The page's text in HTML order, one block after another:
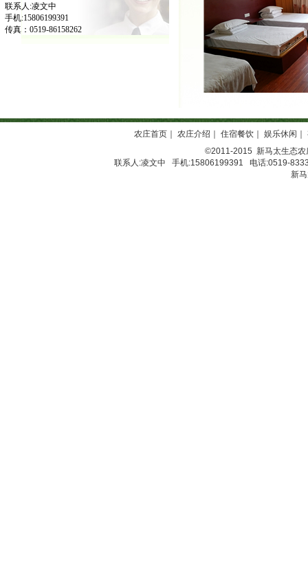
联系人:凌文中
手机:15806199391
传真：0519-86158262
农庄首页｜ 农庄介绍 住宿餐饮｜ 娱乐休闲
©2011-2015 新马太生态农
联系人:凌文中 手机:15806199391 电话:0519-
新